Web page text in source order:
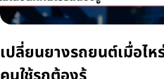
เปลี่ยนยางรถยนต์เมื่อ